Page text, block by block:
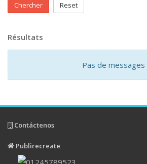
Chercher Reset
Résultats
Pas de messages
Contáctenos
Publirecreate